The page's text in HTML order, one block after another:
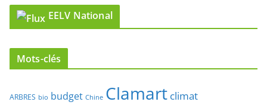
EELV National
Mots-clés
ARBRES bio budget Chine Clamart climat